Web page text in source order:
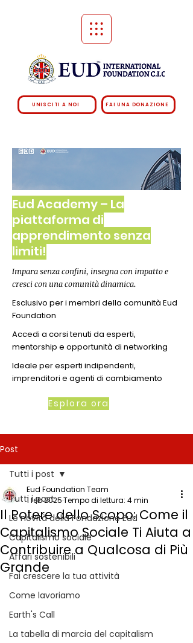
FAI UNA DONAZIONE
UNISCITI A NOI
Eud Academy – La
piattaforma di
apprendimento senza
limiti!
Impara senza confini, insegna con impatto e
cresci con una comunità dinamica.
Esclusivo per i membri della comunità Eud
Foundation
Accedi a corsi tenuti da esperti,
mentorship e opportunità di networking
Ideale per esperti indipendenti,
imprenditori e agenti di cambiamento
Esplora ora
Post
Tutti i post
Le novità della Fondazione Eud
Capitalismo sociale
Affari sostenibili
Fai crescere la tua attività
Come lavoriamo
Earth's Call
La tabella di marcia del capitalism
Tutti i post
Il Potere dello Scopo: Come il
Capitalismo Sociale Ti Aiuta a
Contribuire a Qualcosa di Più
Grande
Eud Foundation Team
1 feb 2025Tempo di lettura: 4 min